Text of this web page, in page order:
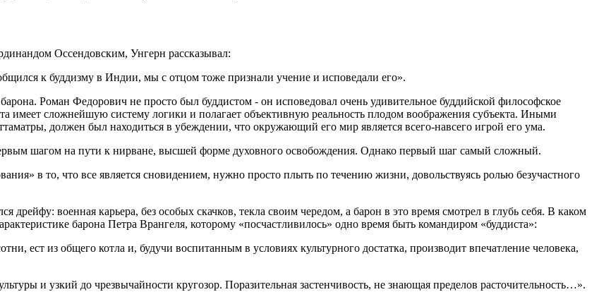
Оссендовским, Унгерн рассказывал:
к буддизму в Индии, мы с отцом тоже признали учение и исповедали его».
Роман Федорович не просто был буддистом - он исповедовал очень удивительное буддийской философское
имеет сложнейшую систему логики и полагает объективную реальность плодом воображения субъекта. Иными
должен был находиться в убеждении, что окружающий его мир является всего-навсего игрой его ума.
шагом на пути к нирване, высшей форме духовного освобождения. Однако первый шаг самый сложный.
в то, что все является сновидением, нужно просто плыть по течению жизни, довольствуясь ролью безучастного
военная карьера, без особых скачков, текла своим чередом, а барон в это время смотрел в глубь себя. В каком
барона Петра Врангеля, которому «посчастливилось» одно время быть командиром «буддиста»:
ест из общего котла и, будучи воспитанным в условиях культурного достатка, производит впечатление человека,
и узкий до чрезвычайности кругозор. Поразительная застенчивость, не знающая пределов расточительность…».